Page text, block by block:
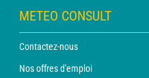
METEO CONSULT
Contactez-nous
Nos offres d'emploi